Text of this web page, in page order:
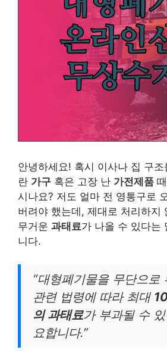
안녕하세요! 혹시 이사나 집 구
란 가구 혹은 고장 난 가전제품
시나요? 저도 얼마 전 영통구로
버려야 했는데, 제대로 처리하지
무거운 과태료가 나올 수 있다는
니다.
“대형폐기물을 무단으로
관련 법령에 따라 최대
의 과태료가 부과될 수
요합니다.”